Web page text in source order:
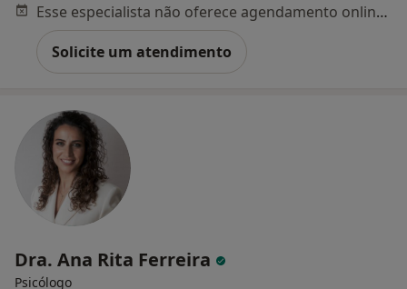
Esse especialista não oferece agendamento online para esse endereço.
Solicite um atendimento
Dra. Ana Rita Ferreira
Psicólogo